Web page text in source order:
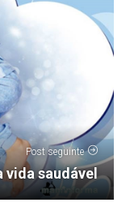
Post seguinte
vida saudável